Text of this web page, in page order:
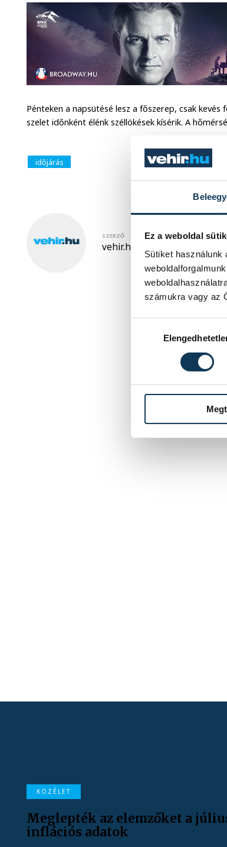
Ez a weboldal
Sütiket
számukra vagy az
Pénteken a napsütésé lesz a főszerep, csak
szelet időnként élénk széllökések kísérik. A
időjárás
SZERZŐ
vehir.hu
KÖZÉLET
Meglepték az elemzőket a
inflációs adatok